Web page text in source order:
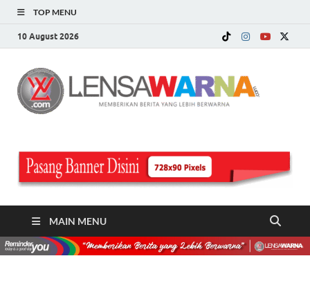
TOP MENU
10 August 2026
MAIN MENU